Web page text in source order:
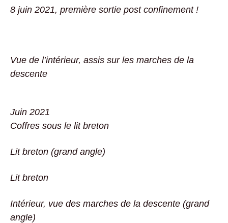
8 juin 2021, première sortie post confinement !
Vue de l’intérieur, assis sur les marches de la
descente
Juin 2021
Coffres sous le lit breton
Lit breton (grand angle)
Lit breton
Intérieur, vue des marches de la descente (grand
angle)